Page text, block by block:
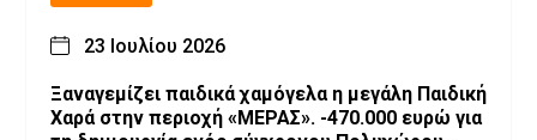
23 Ιουλίου 2026
Ξαναγεμίζει παιδικά χαμόγελα η μεγάλη Παιδική
Χαρά στην περιοχή «ΜΕΡΑΣ». -470.000 ευρώ για